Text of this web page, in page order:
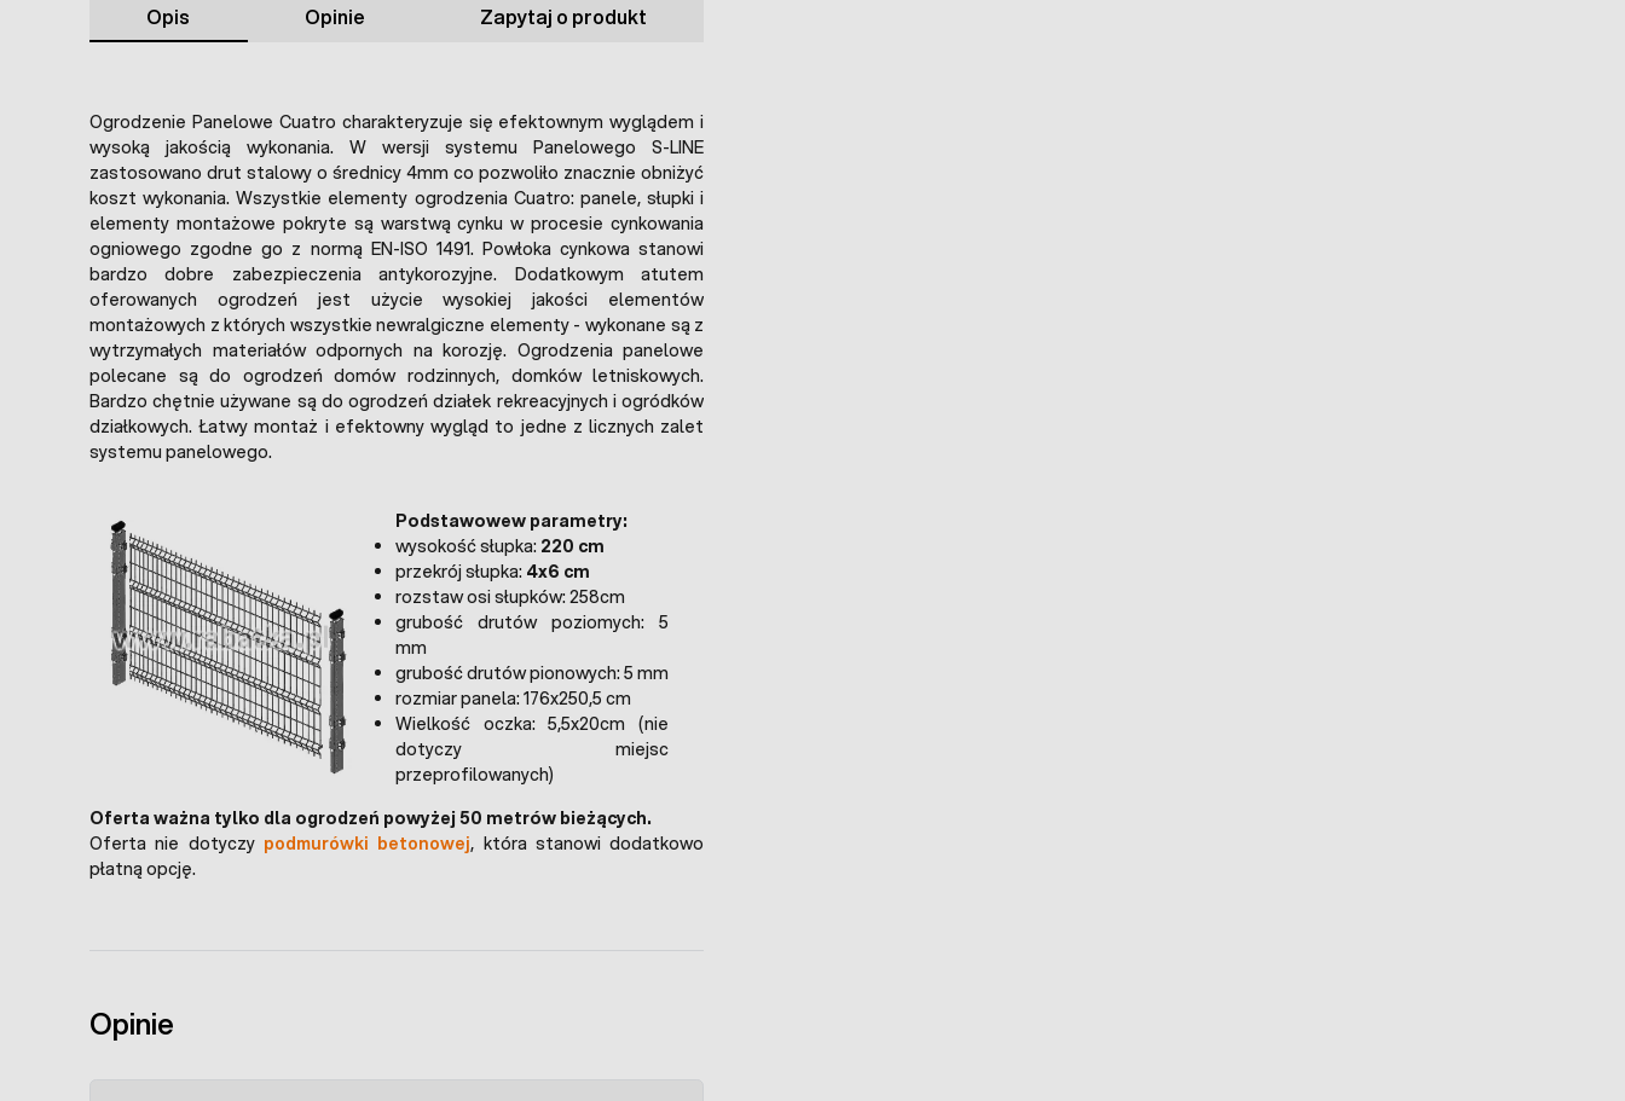
Opis Opinie Zapytaj o produkt
Ogrodzenie Panelowe Cuatro charakteryzuje się efektownym wyglądem i
wysoką jakością wykonania. W wersji systemu Panelowego S-LINE
zastosowano drut stalowy o średnicy 4mm co pozwoliło znacznie obniżyć
koszt wykonania. Wszystkie elementy ogrodzenia Cuatro: panele, słupki i
elementy montażowe pokryte są warstwą cynku w procesie cynkowania
ogniowego zgodne go z normą EN-ISO 1491. Powłoka cynkowa stanowi
bardzo dobre zabezpieczenia antykorozyjne. Dodatkowym atutem
oferowanych ogrodzeń jest użycie wysokiej jakości elementów
montażowych z których wszystkie newralgiczne elementy - wykonane są z
wytrzymałych materiałów odpornych na korozję. Ogrodzenia panelowe
polecane są do ogrodzeń domów rodzinnych, domków letniskowych.
Bardzo chętnie używane są do ogrodzeń działek rekreacyjnych i ogródków
działkowych. Łatwy montaż i efektowny wygląd to jedne z licznych zalet
systemu panelowego.
Podstawowew parametry:
wysokość słupka: 220 cm
przekrój słupka: 4x6 cm
rozstaw osi słupków: 258cm
grubość drutów poziomych: 5
mm
grubość drutów pionowych: 5 mm
rozmiar panela: 176x250,5 cm
Wielkość oczka: 5,5x20cm (nie
dotyczy miejsc
przeprofilowanych)
Oferta ważna tylko dla ogrodzeń powyżej 50 metrów bieżących.
Oferta nie dotyczy podmurówki betonowej, która stanowi dodatkowo
płatną opcję.
Opinie